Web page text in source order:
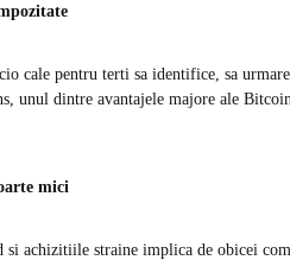
cale pentru terti sa identifice, sa
unul dintre avantajele majore ale
mici
si achizitiile straine implica de obicei